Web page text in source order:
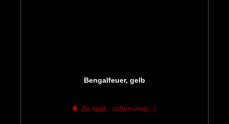
Bengalfeuer, gelb
Zu spät - schon weg ;-)